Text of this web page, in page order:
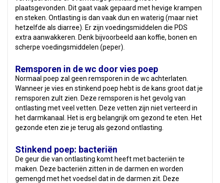
plaatsgevonden. Dit gaat vaak gepaard met hevige krampen
en steken. Ontlasting is dan vaak dun en waterig (maar niet
hetzelfde als diarree). Er zijn voedingsmiddelen die PDS
extra aanwakkeren. Denk bijvoorbeeld aan koffie, bonen en
scherpe voedingsmiddelen (peper).
Remsporen in de wc door vies poep
Normaal poep zal geen remsporen in de wc achterlaten.
Wanneer je vies en stinkend poep hebt is de kans groot dat je
remsporen zult zien. Deze remsporen is het gevolg van
ontlasting met veel vetten. Deze vetten zijn niet verteerd in
het darmkanaal. Het is erg belangrijk om gezond te eten. Het
gezonde eten zie je terug als gezond ontlasting.
Stinkend poep: bacteriën
De geur die van ontlasting komt heeft met bacteriën te
maken. Deze bacteriën zitten in de darmen en worden
gemengd met het voedsel dat in de darmen zit. Deze